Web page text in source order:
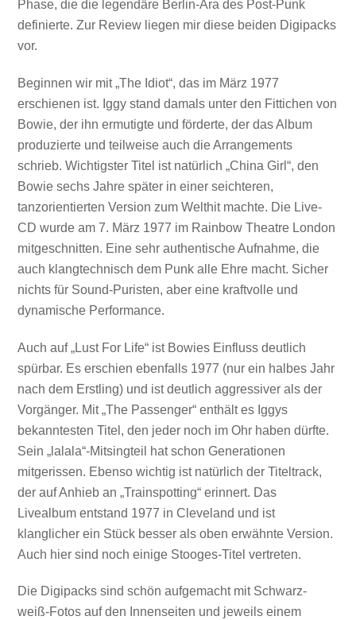
Phase, die die legendäre Berlin-Ära des Post-Punk
definierte. Zur Review liegen mir diese beiden Digipacks
vor.
Beginnen wir mit „The Idiot“, das im März 1977
erschienen ist. Iggy stand damals unter den Fittichen von
Bowie, der ihn ermutigte und förderte, der das Album
produzierte und teilweise auch die Arrangements
schrieb. Wichtigster Titel ist natürlich „China Girl“, den
Bowie sechs Jahre später in einer seichteren,
tanzorientierten Version zum Welthit machte. Die Live-
CD wurde am 7. März 1977 im Rainbow Theatre London
mitgeschnitten. Eine sehr authentische Aufnahme, die
auch klangtechnisch dem Punk alle Ehre macht. Sicher
nichts für Sound-Puristen, aber eine kraftvolle und
dynamische Performance.
Auch auf „Lust For Life“ ist Bowies Einfluss deutlich
spürbar. Es erschien ebenfalls 1977 (nur ein halbes Jahr
nach dem Erstling) und ist deutlich aggressiver als der
Vorgänger. Mit „The Passenger“ enthält es Iggys
bekanntesten Titel, den jeder noch im Ohr haben dürfte.
Sein „lalala“-Mitsingteil hat schon Generationen
mitgerissen. Ebenso wichtig ist natürlich der Titeltrack,
der auf Anhieb an „Trainspotting“ erinnert. Das
Livealbum entstand 1977 in Cleveland und ist
klanglicher ein Stück besser als oben erwähnte Version.
Auch hier sind noch einige Stooges-Titel vertreten.
Die Digipacks sind schön aufgemacht mit Schwarz-
weiß-Fotos auf den Innenseiten und jeweils einem